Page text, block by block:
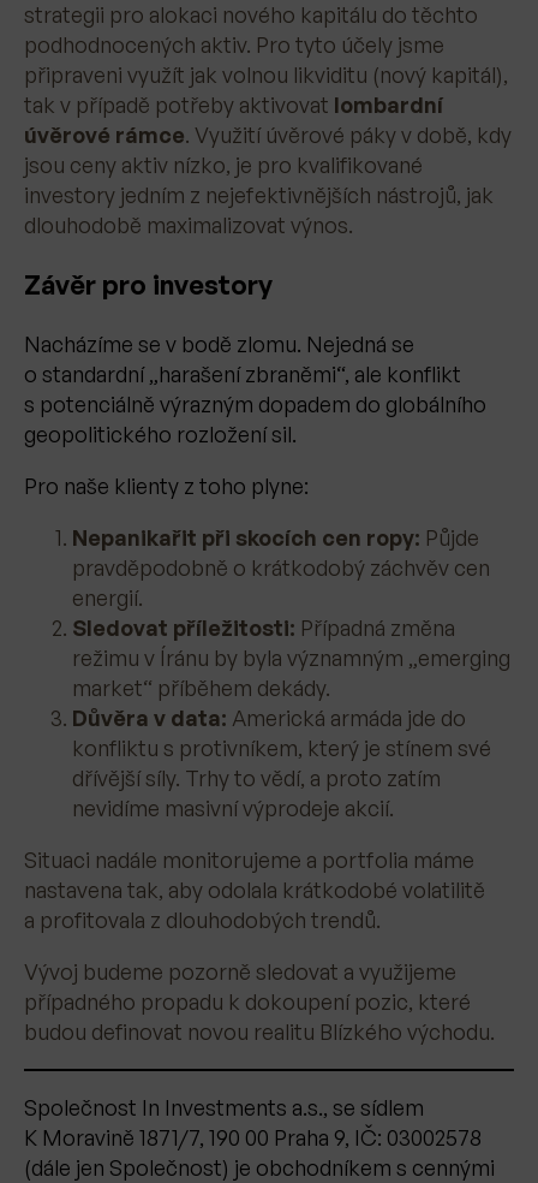
strategii pro alokaci nového kapitálu do těchto
podhodnocených aktiv. Pro tyto účely jsme
připraveni využít jak volnou likviditu (nový kapitál),
tak v případě potřeby aktivovat lombardní
úvěrové rámce. Využití úvěrové páky v době, kdy
jsou ceny aktiv nízko, je pro kvalifikované
investory jedním z nejefektivnějších nástrojů, jak
dlouhodobě maximalizovat výnos.
Závěr pro investory
Nacházíme se v bodě zlomu. Nejedná se
o standardní „harašení zbraněmi“, ale konflikt
s potenciálně výrazným dopadem do globálního
geopolitického rozložení sil.
Pro naše klienty z toho plyne:
Nepanikařit při skocích cen ropy: Půjde
pravděpodobně o krátkodobý záchvěv cen
energií.
Sledovat příležitosti: Případná změna
režimu v Íránu by byla významným „emerging
market“ příběhem dekády.
Důvěra v data: Americká armáda jde do
konfliktu s protivníkem, který je stínem své
dřívější síly. Trhy to vědí, a proto zatím
nevidíme masivní výprodeje akcií.
Situaci nadále monitorujeme a portfolia máme
nastavena tak, aby odolala krátkodobé volatilitě
a profitovala z dlouhodobých trendů.
Vývoj budeme pozorně sledovat a využijeme
případného propadu k dokoupení pozic, které
budou definovat novou realitu Blízkého východu.
Společnost In Investments a.s., se sídlem
K Moravině 1871/7, 190 00 Praha 9, IČ: 03002578
(dále jen Společnost) je obchodníkem s cennými